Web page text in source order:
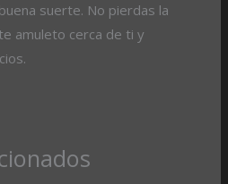
suerte. No pierdas la
amuleto cerca de ti y